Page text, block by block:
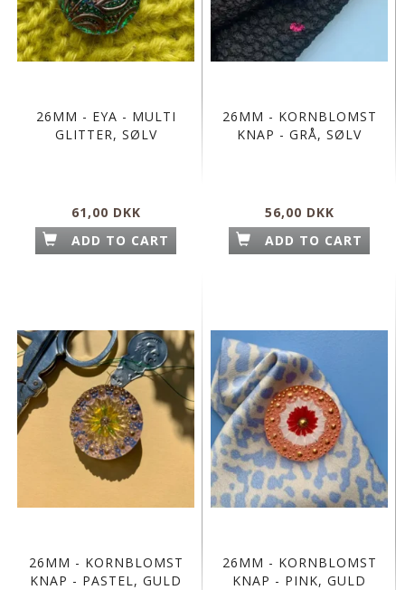
26MM - EYA - MULTI
GLITTER, SØLV
61,00 DKK
ADD TO CART
26MM - KORNBLOMST
KNAP - GRÅ, SØLV
56,00 DKK
ADD TO CART
26MM - KORNBLOMST
KNAP - PASTEL, GULD
26MM - KORNBLOMST
KNAP - PINK, GULD